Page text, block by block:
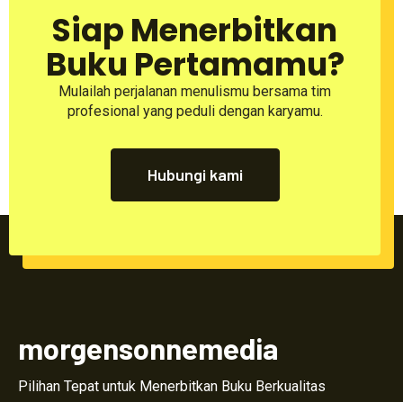
Siap Menerbitkan
Buku Pertamamu?
Mulailah perjalanan menulismu bersama tim
profesional yang peduli dengan karyamu.
Hubungi kami
morgensonnemedia
Pilihan Tepat untuk Menerbitkan Buku Berkualitas